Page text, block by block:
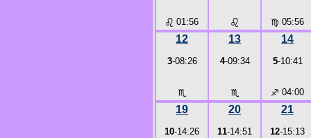
♌ 01:56 ♌ ♍ 05:56
12
3-08:26
♏
13
4-09:34
♏
14
5-10:41
♐ 04:00
19
10-14:26
20
11-14:51
21
12-15:13